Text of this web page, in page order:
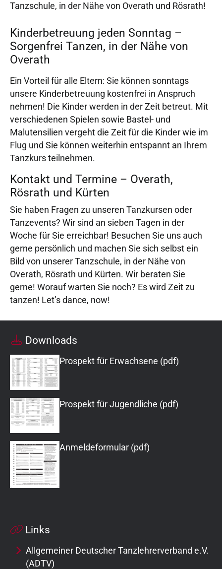
Tanzschule, in der Nähe von Overath und Rösrath!
Kinderbetreuung jeden Sonntag –
Sorgenfrei Tanzen, in der Nähe von
Overath
Ein Vorteil für alle Eltern: Sie können sonntags
unsere Kinderbetreuung kostenfrei in Anspruch
nehmen! Die Kinder werden in der Zeit betreut. Mit
verschiedenen Spielen sowie Bastel- und
Malutensilien vergeht die Zeit für die Kinder wie im
Flug und Sie können weiterhin entspannt an Ihrem
Tanzkurs teilnehmen.
Kontakt und Termine – Overath,
Rösrath und Kürten
Sie haben Fragen zu unseren Tanzkursen oder
Tanzevents? Wir sind an sieben Tagen in der
Woche für Sie erreichbar! Besuchen Sie uns auch
gerne persönlich und machen Sie sich selbst ein
Bild von unserer Tanzschule, in der Nähe von
Overath, Rösrath und Kürten. Wir beraten Sie
gerne! Worauf warten Sie noch? Es wird Zeit zu
tanzen! Let’s dance, now!
Downloads
Prospekt für Erwachsene (pdf)
Prospekt für Jugendliche (pdf)
Anmeldeformular (pdf)
Links
Allgemeiner Deutscher Tanzlehrerverband e.V.
(ADTV)